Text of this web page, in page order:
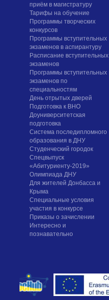
приём в магистратуру
Тарифы на обучение
Программы творческих
конкурсов
Программы вступительных
экзаменов в аспирантуру
Расписание вступительных
экзаменов
Программы вступительных
экзаменов по
специальностям
День отрытых дверей
Подготовка к ВНО
Доуниверситетская
подготовка
Система последипломного
образования в ДНУ
Студенческий городок
Спецвыпуск
«Абитуриенту-2019»
Олимпиада ДНУ
Для жителей Донбасса и
Крыма
Специальные условия
участия в конкурсе
Приказы о зачислении
Интересно и
познавательно